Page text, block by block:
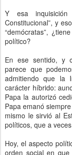
Y esa inquisición
Constitucional”, y
“demócratas”,
político?
En ese sentido, y
parece que
admitiendo que la
carácter híbrido:
Papa la autorizó
Papa emanó
mismo le sirvió al
políticos, que a
Hoy, el aspecto
orden social en